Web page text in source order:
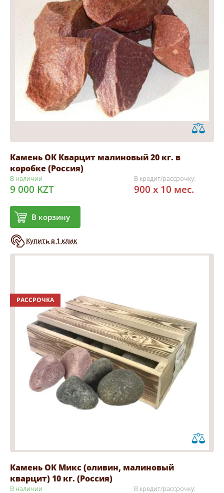
Камень ОК Кварцит малиновый 20 кг. в
коробке (Россия)
В наличии
9 000 KZT
В корзину
Купить в 1 клик
В кредит/рассрочку:
900 x 10 мес.
РАССРОЧКА
Камень ОК Микс (оливин, малиновый
кварцит) 10 кг. (Россия)
В наличии В кредит/рассрочку: